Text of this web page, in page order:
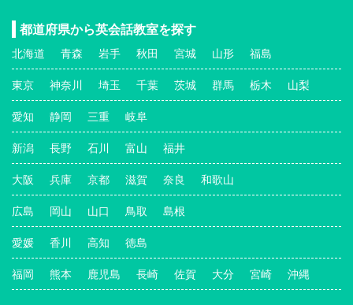
都道府県から英会話教室を探す
北海道 青森 岩手 秋田 宮城 山形 福島
東京 神奈川 埼玉 千葉 茨城 群馬 栃木 山梨
愛知 静岡 三重 岐阜
新潟 長野 石川 富山 福井
大阪 兵庫 京都 滋賀 奈良 和歌山
広島 岡山 山口 鳥取 島根
愛媛 香川 高知 徳島
福岡 熊本 鹿児島 長崎 佐賀 大分 宮崎 沖縄